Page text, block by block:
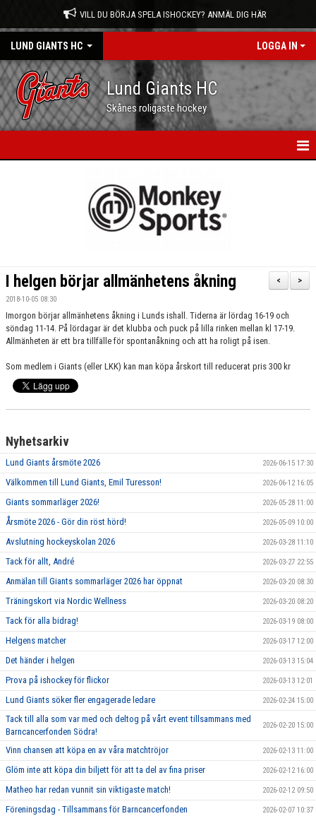
VILL DU BÖRJA SPELA ISHOCKEY? ANMÄL DIG HÄR
LUND GIANTS HC LOGGA IN
Lund Giants HC
Skånes roligaste hockey
OM OSS
SPONSORER
MEDLEMSKAP
DOKUMENT/LÄNKAR
BOKNING
>
<
I helgen börjar allmänhetens åkning
2018-10-05 08:30
Imorgon börjar allmänhetens åkning i Lunds ishall. Tiderna är lördag 16-19 och
söndag 11-14. På lördagar är det klubba och puck på lilla rinken mellan kl 17-19.
Allmänheten är ett bra tillfälle för spontanåkning och att ha roligt på isen.
Som medlem i Giants (eller LKK) kan man köpa årskort till reducerat pris 300 kr
Nyhetsarkiv
Lund Giants årsmöte 2026 2026-06-15 17:30
Välkommen till Lund Giants, Emil Turesson! 2026-06-12 16:05
Giants sommarläger 2026! 2026-05-28 11:00
Årsmöte 2026 - Gör din röst hörd! 2026-05-09 10:00
Avslutning hockeyskolan 2026 2026-03-28 11:10
Tack för allt, André 2026-03-27 22:55
Anmälan till Giants sommarläger 2026 har öppnat 2026-03-20 08:30
Träningskort via Nordic Wellness 2026-03-20 08:20
Tack för alla bidrag! 2026-03-19 08:00
Helgens matcher 2026-03-17 12:00
Det händer i helgen 2026-03-13 15:04
Prova på ishockey för flickor 2026-03-13 12:01
Lund Giants söker fler engagerade ledare 2026-02-24 15:00
Tack till alla som var med och deltog på vårt event tillsammans med
Barncancerfonden Södra!
2026-02-20 15:00
Vinn chansen att köpa en av våra matchtröjor 2026-02-13 11:00
Glöm inte att köpa din biljett för att ta del av fina priser 2026-02-12 16:00
Matheo har redan vunnit sin viktigaste match! 2026-02-12 09:50
Föreningsdag - Tillsammans för Barncancerfonden 2026-02-07 10:37